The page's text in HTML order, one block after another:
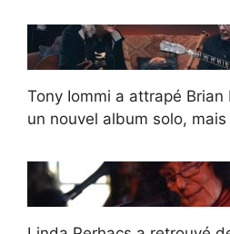
Tony Iommi a attrapé
un nouvel album solo,